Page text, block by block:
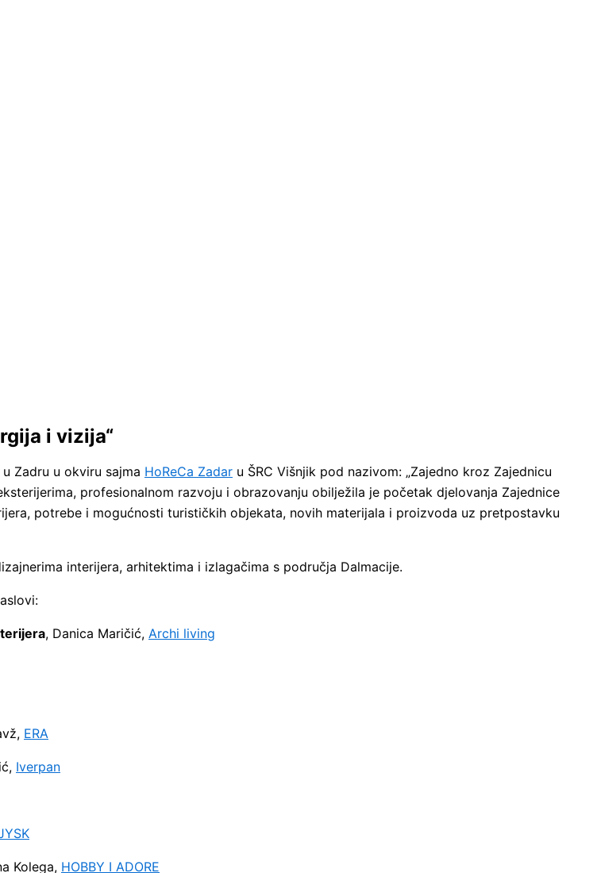
i vizija“
Zadru u okviru sajma HoReCa Zadar u ŠRC Višnjik pod nazivom: „Zajedno kroz Zajednicu
profesionalnom razvoju i obrazovanju obilježila je početak djelovanja Zajednice
potrebe i mogućnosti turističkih objekata, novih materijala i proizvoda uz pretpostavku
interijera, arhitektima i izlagačima s područja Dalmacije.
, Danica Maričić, Archi living
ERA
Iverpan
Kolega, HOBBY I ADORE